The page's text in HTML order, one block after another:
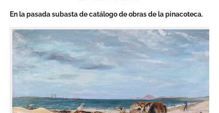
En la pasada subasta de catálogo de obras de la pinacoteca.